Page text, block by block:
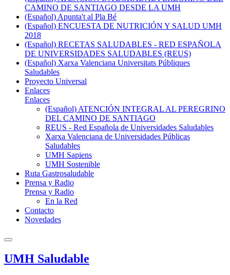
CAMINO DE SANTIAGO DESDE LA UMH
(Español) Apunta't al Pla Bé
(Español) ENCUESTA DE NUTRICIÓN Y SALUD UMH
2018
(Español) RECETAS SALUDABLES - RED ESPAÑOLA
DE UNIVERSIDADES SALUDABLES (REUS)
(Español) Xarxa Valenciana Universitats Públiques
Saludables
Proyecto Universal
Enlaces
Enlaces
(Español) ATENCIÓN INTEGRAL AL PEREGRINO
DEL CAMINO DE SANTIAGO
REUS - Red Española de Universidades Saludables
Xarxa Valenciana de Universidades Públicas
Saludables
UMH Sapiens
UMH Sostenible
Ruta Gastrosaludable
Prensa y Radio
Prensa y Radio
En la Red
Contacto
Novedades
UMH Saludable